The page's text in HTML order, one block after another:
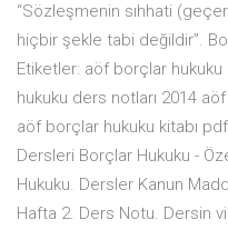
“Sözleşmenin sıhhati
hiçbir şekle tabi değildir”.
Etiketler: aöf borçlar
hukuku ders notları 2014
aöf borçlar hukuku kitabı
Dersleri Borçlar Hukuku -
Hukuku. Dersler Kanun
Hafta 2. Ders Notu. Dersin